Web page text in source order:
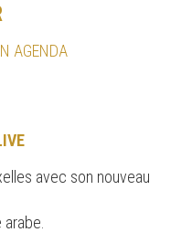
AGENDA
avec son nouveau